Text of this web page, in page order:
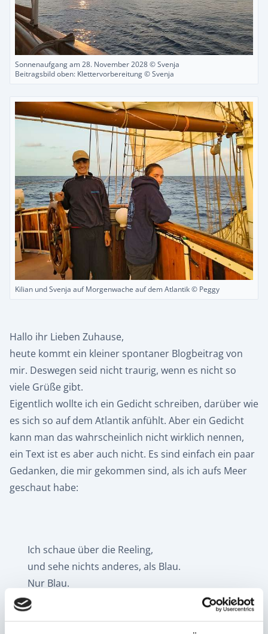
Sonnenaufgang am 28. November 2028 © Svenja
Beitragsbild oben: Klettervorbereitung © Svenja
Kilian und Svenja auf Morgenwache auf dem Atlantik © Peggy
Hallo ihr Lieben Zuhause,
heute kommt ein kleiner spontaner Blogbeitrag von
mir. Deswegen seid nicht traurig, wenn es nicht so
viele Grüße gibt.
Eigentlich wollte ich ein Gedicht schreiben, darüber wie
es sich so auf dem Atlantik anfühlt. Aber ein Gedicht
kann man das wahrscheinlich nicht wirklich nennen,
ein Text ist es aber auch nicht. Es sind einfach ein paar
Gedanken, die mir gekommen sind, als ich aufs Meer
geschaut habe:
Ich schaue über die Reeling,
und sehe nichts anderes, als Blau.
Nur Blau.
Ein blauer Himmel, welcher irgendwann ins blaue